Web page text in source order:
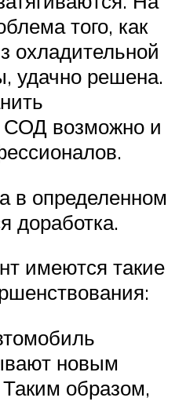
того, как
охладительной
удачно решена.
СОД возможно и
в определенном
доработка.
имеются такие
новым
образом,